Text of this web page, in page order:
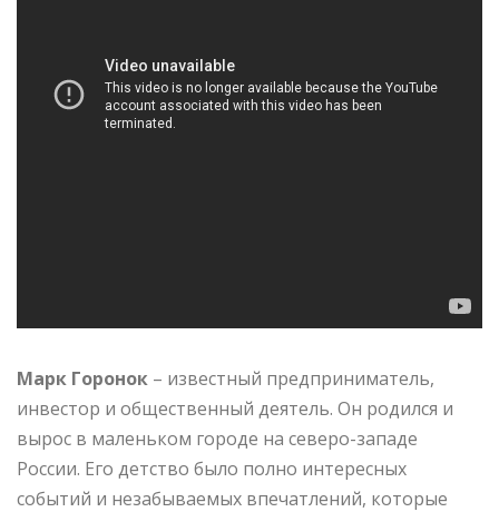
Марк Горонок – известный предприниматель,
инвестор и общественный деятель. Он родился и
вырос в маленьком городе на северо-западе
России. Его детство было полно интересных
событий и незабываемых впечатлений, которые